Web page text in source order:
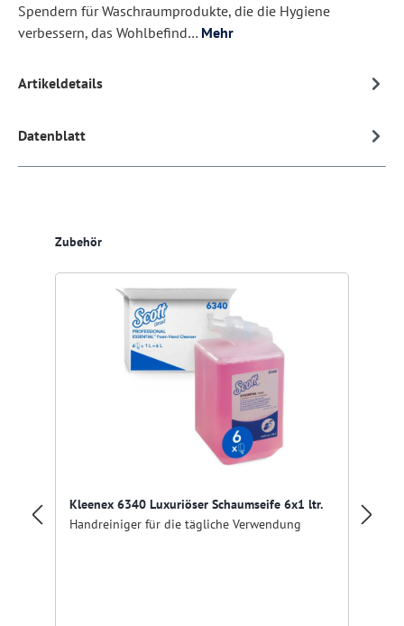
Spendern für Waschraumprodukte, die die Hygiene
verbessern, das Wohlbefind… Mehr
Artikeldetails
Datenblatt
Produktgalerie überspringen
Zubehör
Kleenex 6340 Luxuriöser Schaumseife 6x1 ltr.
Handreiniger für die tägliche Verwendung